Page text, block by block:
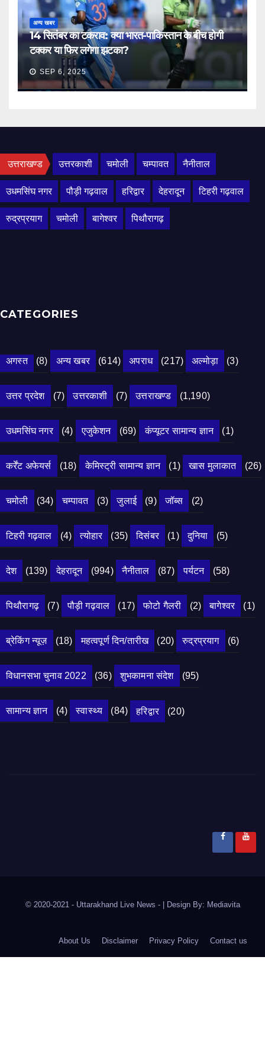
अन्य खबर
14 सितंबर का टकराव: क्या भारत-पाकिस्तान के बीच होगी
टक्कर या फिर लगेगा झटका?
SEP 6, 2025
उत्तराखण्ड उत्तरकाशी चमोली चम्पावत नैनीताल
उधमसिंघ नगर पौड़ी गढ़वाल हरिद्वार देहरादून टिहरी गढ़वाल
रुद्रप्रयाग चमोली बागेश्वर पिथौरागढ़
CATEGORIES
अगस्त (8) अन्य खबर (614) अपराध (217) अल्मोड़ा (3)
उत्तर प्रदेश (7) उत्तरकाशी (7) उत्तराखण्ड (1,190)
उधमसिंघ नगर (4) एजुकेशन (69) कंप्यूटर सामान्य ज्ञान (1)
कर्रेंट अफेयर्स (18) केमिस्ट्री सामान्य ज्ञान (1) खास मुलाकात (26)
चमोली (34) चम्पावत (3) जुलाई (9) जॉब्स (2)
टिहरी गढ़वाल (4) त्योहार (35) दिसंबर (1) दुनिया (5)
देश (139) देहरादून (994) नैनीताल (87) पर्यटन (58)
पिथौरागढ़ (7) पौड़ी गढ़वाल (17) फोटो गैलरी (2) बागेश्वर (1)
ब्रेकिंग न्यूज़ (18) महत्वपूर्ण दिन/तारीख (20) रुद्रप्रयाग (6)
विधानसभा चुनाव 2022 (36) शुभकामना संदेश (95)
सामान्य ज्ञान (4) स्वास्थ्य (84) हरिद्वार (20)
© 2020-2021 - Uttarakhand Live News - Design By: Mediavita
About Us Disclaimer Privacy Policy Contact us